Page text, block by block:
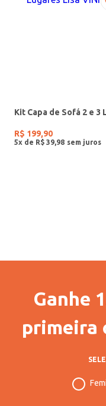
R$ 199,90
5x de R$ 39 98
Ganhe
primeira